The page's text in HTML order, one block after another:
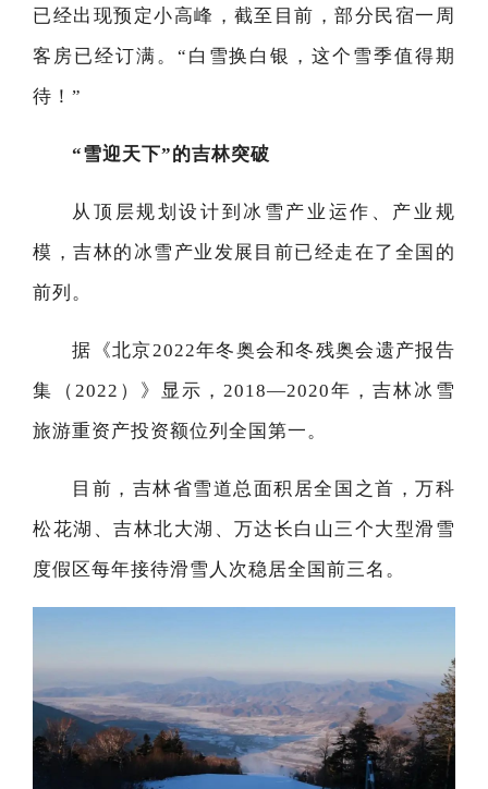
已经出现预定小高峰，截至目前，部分民宿一周
客房已经订满。“白雪换白银，这个雪季值得期
待！”
“雪迎天下”的吉林突破
从顶层规划设计到冰雪产业运作、产业规
模，吉林的冰雪产业发展目前已经走在了全国的
前列。
据《北京2022年冬奥会和冬残奥会遗产报告
集（2022）》显示，2018—2020年，吉林冰雪
旅游重资产投资额位列全国第一。
目前，吉林省雪道总面积居全国之首，万科
松花湖、吉林北大湖、万达长白山三个大型滑雪
度假区每年接待滑雪人次稳居全国前三名。